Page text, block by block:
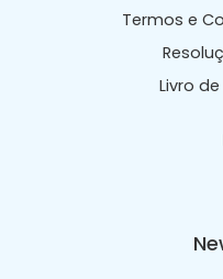
Termos e
Livro